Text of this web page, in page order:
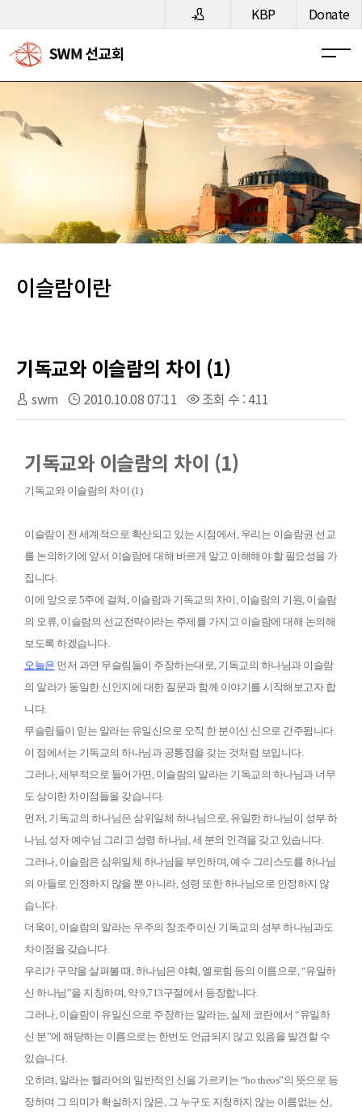
메뉴 건너뛰기 KBP Donate
이슬람이란
기독교와 이슬람의 차이 (1)
swm 2010.10.08 07:11 조회 수 : 411
기독교와 이슬람의 차이 (1)
기독교와 이슬람의 차이 (1)
이슬람이 전 세계적으로 확산되고 있는 시점에서 , 우리는 이슬람권 선교
를 논의하기에 앞서 이슬람에 대해 바르게 알고 이해해야 할 필요성을 가
집니다.
이에 앞으로 5주에 걸쳐 , 이슬람과 기독교의 차이 , 이슬람의 기원, 이슬람
의 오류, 이슬람의 선교전략이라는 주제를 가지고 이슬람에 대해 논의해
보도록 하겠습니다.
오늘은 먼저 과연 무슬림들이 주장하는대로, 기독교의 하나님과 이슬람
의 알라가 동일한 신인지에 대한 질문과 함께 이야기를 시작해보고자 합
니다.
무슬림들이 믿는 알라는 유일신으로 오직 한 분이신 신으로 간주됩니다.
이 점에서는 기독교의 하나님과 공통점을 갖는 것처럼 보입니다.
그러나,세부적으로 들어가면 , 이슬람의 알라는 기독교의 하나님과 너무
도 상이한 차이점들을 갖습니다.
먼저, 기독교의 하나님은 삼위일체 하나님으로, 유일한 하나님이 성부 하
나님, 성자 예수님 그리고 성령 하나님 ,세 분의 인격을 갖고 있습니다.
그러나, 이슬람은 삼위일체 하나님을 부인하며,예수 그리스도를 하나님
의 아들로 인정하지 않을 뿐 아니라, 성령 또한 하나님으로 인정하지 않
습니다.
더욱이 , 이슬람의 알라는 우주의 창조주이신 기독교의 성부 하나님과도
차이점을 갖습니다.
우리가 구약을 살펴볼 때 ,하나님은 야훼, 엘로힘 등의 이름으로, “유일하
신 하나님”을 지칭하며, 약9,713구절에서 등장합니다.
그러나, 이슬람이 유일신으로 주장하는 알라는, 실제 코란에서 “유일하
신 분”에 해당하는 이름으로는 한번도 언급되지 않고 있음을 발견할 수
있습니다.
오히려 , 알라는 헬라어의 일반적인 신을 가르키는 “ho theos”의 뜻으로 등
장하며 그 의미가 확실하지 않은, 그 누구도 지칭하지 않는 이름없는 신 ,